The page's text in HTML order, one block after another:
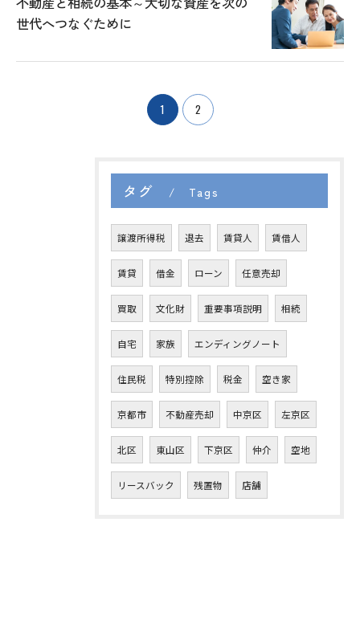
世代へつなぐために
1 2
タグ Tags
譲渡所得税 退去 賃貸人 賃借人
賃貸 借金 ローン 任意売却
買取 文化財 重要事項説明 相続
自宅 家族 エンディングノート
住民税 特別控除 税金 空き家
京都市 不動産売却 中京区 左京区
北区 東山区 下京区 仲介 空地
リースバック 残置物 店舗